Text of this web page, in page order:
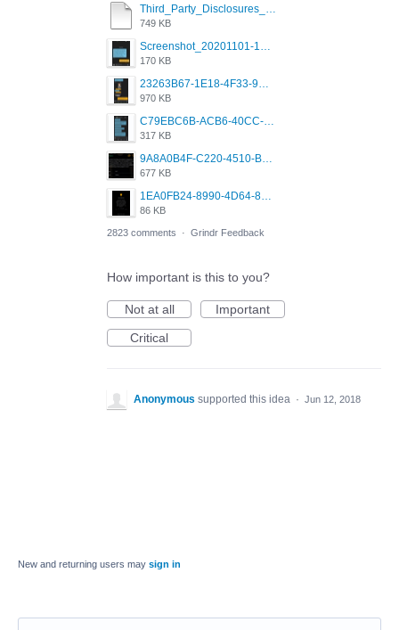
Third_Party_Disclosures_-_20200629 (1).pdf
749 KB
Screenshot_20201101-162951_Grindr.jpg
170 KB
23263B67-1E18-4F33-9D61-2EE4BE273B3B.png
970 KB
C79EBC6B-ACB6-40CC-AC4B-8B841FFFEC78.png
317 KB
9A8A0B4F-C220-4510-B2C9-181DF0E236C0.jpeg
677 KB
1EA0FB24-8990-4D64-8303-37BCCDA597EE.png
86 KB
2823 comments · Grindr Feedback
How important is this to you?
Not at all
Important
Critical
Anonymous supported this idea · Jun 12, 2018
New and returning users may sign in